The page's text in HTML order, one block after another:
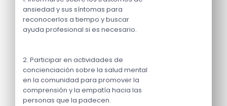
ansiedad y sus síntomas para
reconocerlos a tiempo y buscar
ayuda profesional si es necesario.
2. Participar en actividades de
concienciación sobre la salud mental
en la comunidad para promover la
comprensión y la empatía hacia las
personas que la padecen.